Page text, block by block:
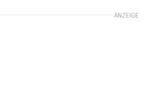
ANZEIGE